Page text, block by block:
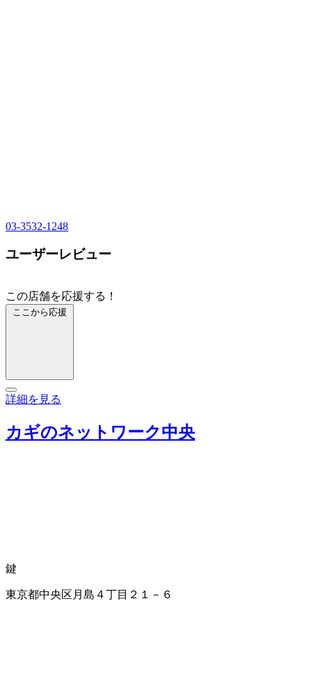
03-3532-1248
ユーザーレビュー
この店舗を応援する！
ここから応援
詳細を見る
カギのネットワーク中央
鍵
東京都中央区月島４丁目２１－６